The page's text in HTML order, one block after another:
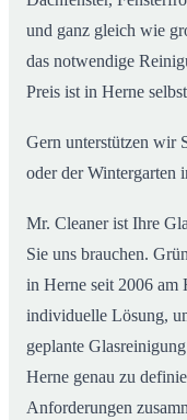
und ganz gleich wie
das notwendige
Preis ist in Herne
Gern unterstützen wir
oder der Wintergarten
Mr. Cleaner ist Ihre
Sie uns brauchen.
in Herne seit 2006 am
individuelle Lösung,
geplante
Herne genau zu
Anforderungen